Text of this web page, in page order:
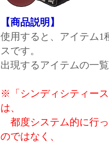
【商品説明】
使用すると、アイテム1
スです。
出現するアイテムの一
※「シンディシティー
は、
都度システム的に行
のではなく、